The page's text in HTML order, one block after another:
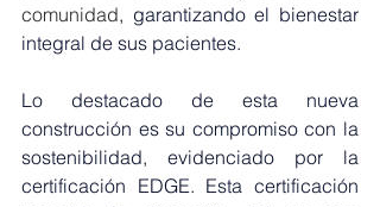
comunidad, garantizando el bienestar
integral de sus pacientes.
Lo destacado de esta nueva
construcción es su compromiso con la
sostenibilidad, evidenciado por la
certificación EDGE. Esta certificación